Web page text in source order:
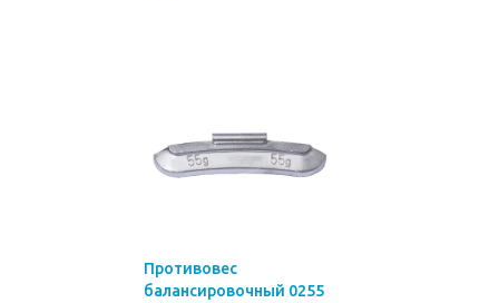
Противовес
балансировочный 0255